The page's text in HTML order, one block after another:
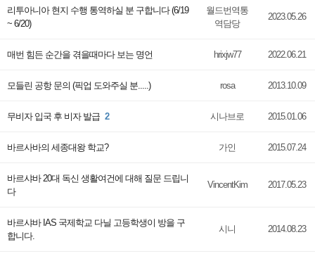
리투아니아 현지 수행 통역하실 분 구합니다 (6/19
~ 6/20)
월드번역통
역담당
2023.05.26
매번 힘든 순간을 겪을때마다 보는 명언 hrixjw77 2022.06.21
모들린 공항 문의 (픽업 도와주실 분.....) rosa 2013.10.09
무비자 입국 후 비자 발급 2 시나브로 2015.01.06
바르사바의 세종대왕 학교? 가인 2015.07.24
바르샤바 20대 독신 생활여건에 대해 질문 드립니
다
VincentKim 2017.05.23
바르샤바 IAS 국제학교 다닐 고등학생이 방을 구
합니다.
시니 2014.08.23